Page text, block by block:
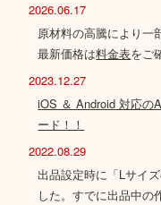
2026.06.17
原材料の高騰により一
最新価格は料金表をご
2023.12.27
iOS ＆ Android 対応の
ード！！
2022.08.29
出品設定時に「Lサイ
した。すでに出品中の